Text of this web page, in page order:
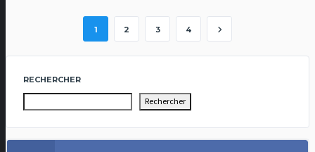
1 2 3 4
RECHERCHER
Rechercher